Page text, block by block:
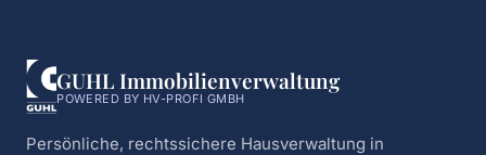
GUHL Immobilienverwaltung
POWERED BY HV-PROFI GMBH
Persönliche, rechtssichere Hausverwaltung in